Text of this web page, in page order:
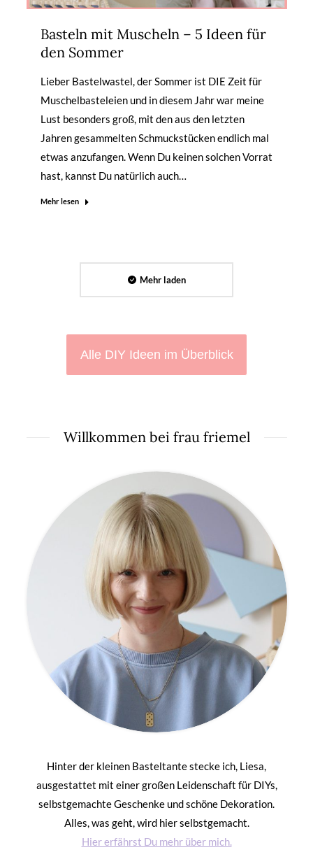
Basteln mit Muscheln – 5 Ideen für
den Sommer
Lieber Bastelwastel, der Sommer ist DIE Zeit für
Muschelbasteleien und in diesem Jahr war meine
Lust besonders groß, mit den aus den letzten
Jahren gesammelten Schmuckstücken endlich mal
etwas anzufangen. Wenn Du keinen solchen Vorrat
hast, kannst Du natürlich auch…
Mehr lesen
Mehr laden
Alle DIY Ideen im Überblick
Willkommen bei frau friemel
Hinter der kleinen Basteltante stecke ich, Liesa,
ausgestattet mit einer großen Leidenschaft für DIYs,
selbstgemachte Geschenke und schöne Dekoration.
Alles, was geht, wird hier selbstgemacht.
Hier erfährst Du mehr über mich.